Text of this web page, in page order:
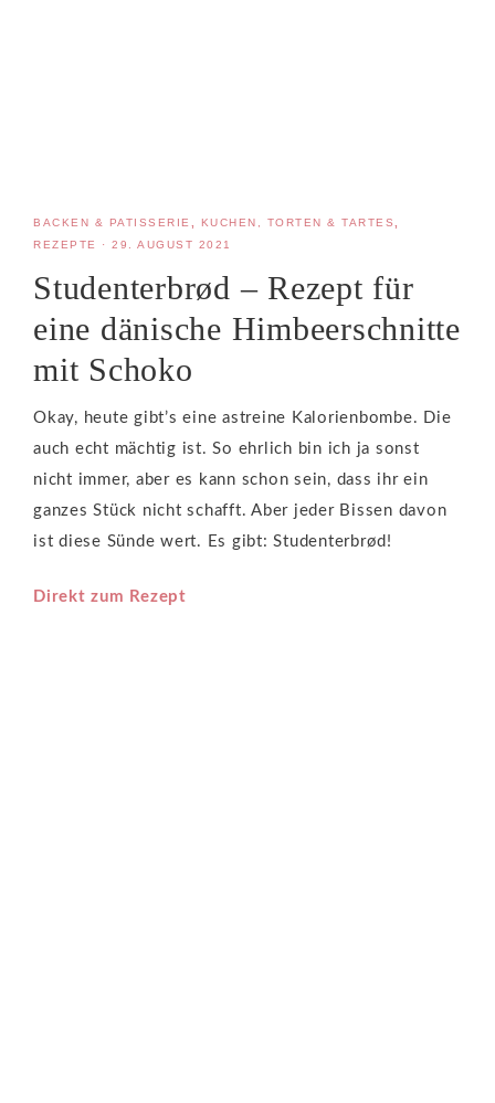
BACKEN & PATISSERIE KUCHEN, TORTEN & TARTES
REZEPTE
· 29. AUGUST 2021
Studenterbrød – Rezept für
eine dänische Himbeerschnitte
mit Schoko
Okay, heute gibt’s eine astreine Kalorienbombe. Die
auch echt mächtig ist. So ehrlich bin ich ja sonst
nicht immer, aber es kann schon sein, dass ihr ein
ganzes Stück nicht schafft. Aber jeder Bissen davon
ist diese Sünde wert. Es gibt: Studenterbrød!
Direkt zum Rezept